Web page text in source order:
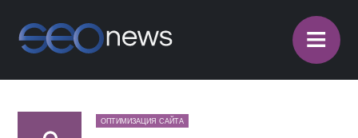
≡
ОПТИМИЗАЦИЯ САЙТА